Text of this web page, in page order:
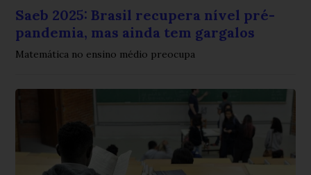
Saeb 2025: Brasil recupera nível pré-
pandemia, mas ainda tem gargalos
Matemática no ensino médio preocupa